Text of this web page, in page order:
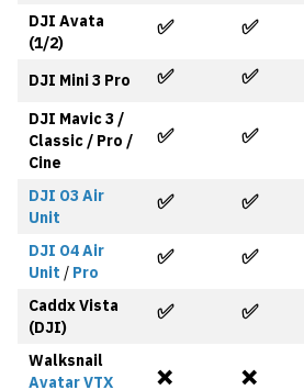
DJI Avata
(1/2)
✅ ✅
DJI Mini 3 Pro ✅ ✅
DJI Mavic 3 /
Classic / Pro /
Cine
✅ ✅
DJI O3 Air
Unit
✅ ✅
DJI O4 Air
Unit / Pro
✅ ✅
Caddx Vista
(DJI)
✅ ✅
Walksnail
AvatarVTX
❌ ❌